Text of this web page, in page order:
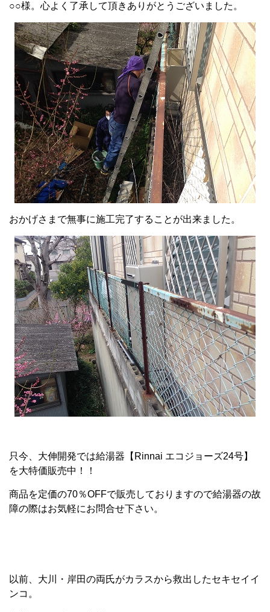
○○様。心よく了承して頂きありがとうございました。
おかげさまで無事に施工完了することが出来ました。
只今、大伸開発では給湯器【Rinnai エコジョーズ24号】
を大特価販売中！！
商品を定価の70％OFFで販売しておりますので給湯器の故
障の際はお気軽にお問合せ下さい。
以前、大川・岸田の両氏がカラスから救出したセキセイイ
ンコ。